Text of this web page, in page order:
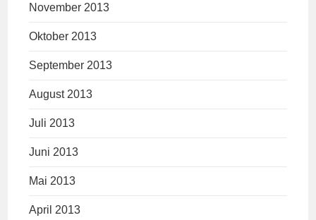
November 2013
Oktober 2013
September 2013
August 2013
Juli 2013
Juni 2013
Mai 2013
April 2013